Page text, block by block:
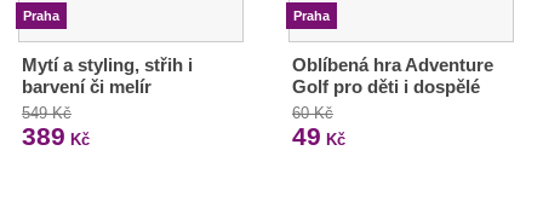
Praha
Mytí a styling, střih i
barvení či melír
549 Kč
389 Kč
Praha
Oblíbená hra Adventure
Golf pro děti i dospělé
60 Kč
49 Kč